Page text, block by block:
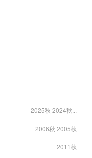
2025秋 2024秋...
2006秋 2005秋
2011秋